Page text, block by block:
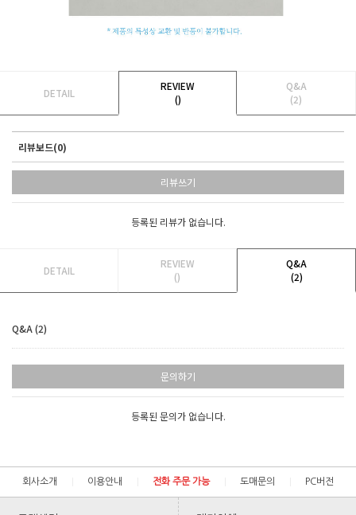
DETAIL
REVIEW
()
Q&A
(2)
리뷰보드(0)
리뷰쓰기
등록된 리뷰가 없습니다.
DETAIL
REVIEW
()
Q&A
(2)
Q&A (2)
문의하기
등록된 문의가 없습니다.
회사소개 이용안내 전화 주문 가능 도매문의 PC버전